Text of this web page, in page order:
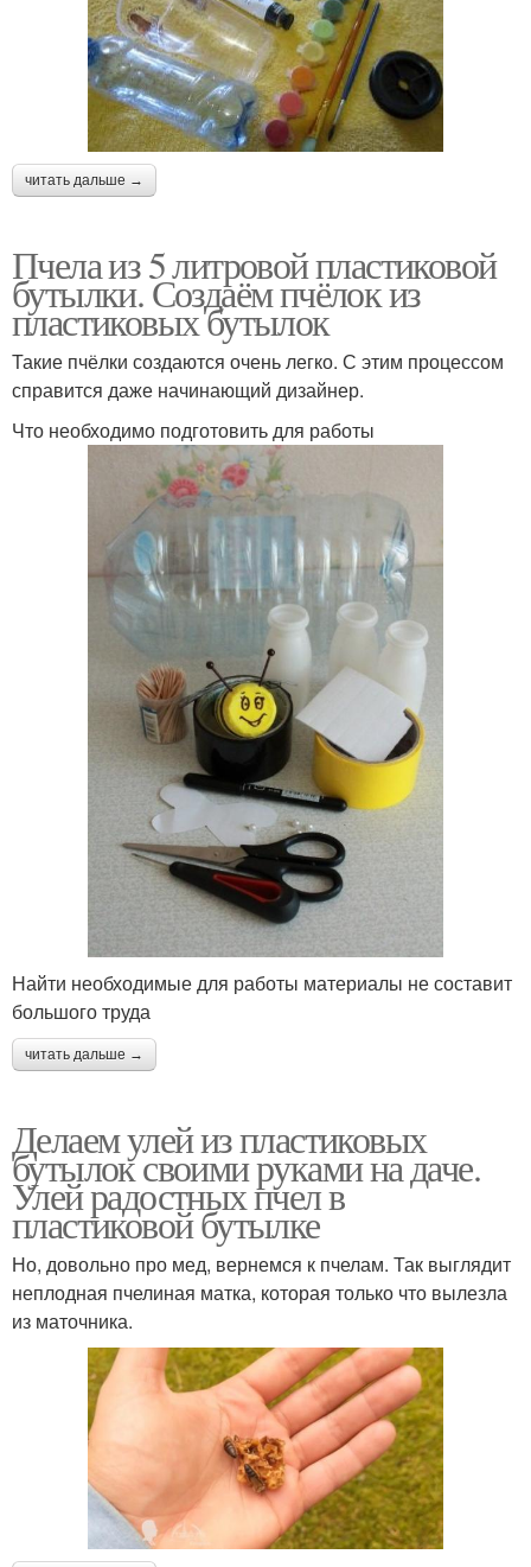
читать дальше →
Пчела из 5 литровой пластиковой
бутылки. Создаём пчёлок из
пластиковых бутылок
Такие пчёлки создаются очень легко. С этим процессом
справится даже начинающий дизайнер.
Что необходимо подготовить для работы
Найти необходимые для работы материалы не составит
большого труда
читать дальше →
Делаем улей из пластиковых
бутылок своими руками на даче.
Улей радостных пчел в
пластиковой бутылке
Но, довольно про мед, вернемся к пчелам. Так выглядит
неплодная пчелиная матка, которая только что вылезла
из маточника.